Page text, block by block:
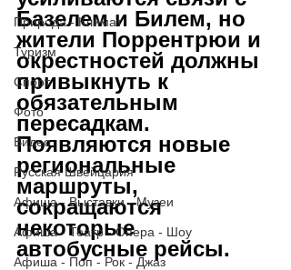
Природа - Климат
Туризм
Спорт
Фото
Видео
Русская Швейцария
Афиша - Выставки - Музеи
Афиша - Театр - Опера - Шоу
Афиша - Поп - Рок - Джаз
Базелем и Билем, но
жители Поррентрюи и
окрестностей должны
привыкнуть к
обязательным
пересадкам.
Появляются новые
региональные
маршруты,
сокращаются
некоторые
автобусные рейсы.